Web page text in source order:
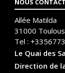
NOUS
Allée Matilda
31000
Tel :
Le Quai des
Direction de